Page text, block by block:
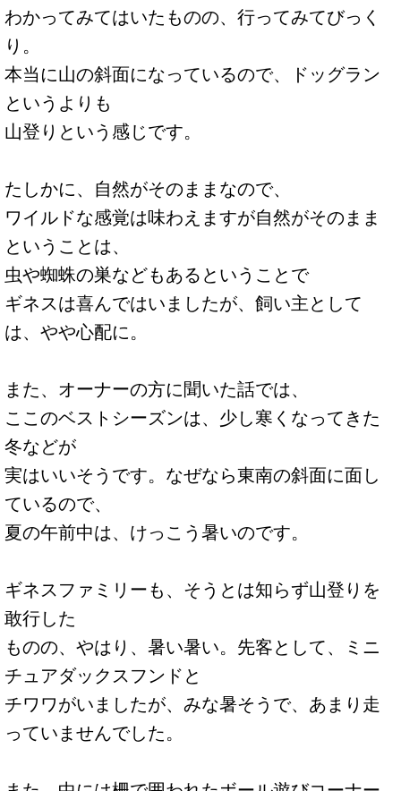
わかってみてはいたものの、行ってみてびっく
り。
本当に山の斜面になっているので、ドッグラン
というよりも
山登りという感じです。
たしかに、自然がそのままなので、
ワイルドな感覚は味わえますが自然がそのまま
ということは、
虫や蜘蛛の巣などもあるということで
ギネスは喜んではいましたが、飼い主として
は、やや心配に。
また、オーナーの方に聞いた話では、
ここのベストシーズンは、少し寒くなってきた
冬などが
実はいいそうです。なぜなら東南の斜面に面し
ているので、
夏の午前中は、けっこう暑いのです。
ギネスファミリーも、そうとは知らず山登りを
敢行した
ものの、やはり、暑い暑い。先客として、ミニ
チュアダックスフンドと
チワワがいましたが、みな暑そうで、あまり走
っていませんでした。